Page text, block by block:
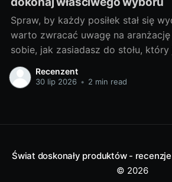
Spraw, by każdy posiłek stał się
warto zwracać uwagę na aranżację
sobie, jak zasiadasz do stołu,
z troską i wyobraźnią. Każda
sztućce są umieszczone na
Recenzent
30 lip 2026 • 2 min read
Świat doskonały produktów -
© 2026